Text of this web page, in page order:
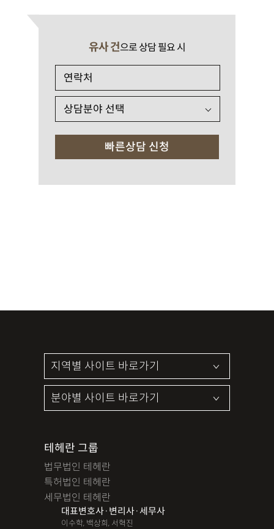
유사 건으로 상담 필요 시
테헤란 그룹
법무법인 테헤란
특허법인 테헤란
세무법인 테헤란
대표변호사·변리사·세무사
이수학, 백상희, 서혁진